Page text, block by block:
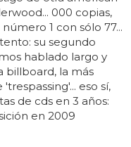
000 copias,
1 con sólo 77...
su segundo
hablado largo y
billboard, la más
eso sí,
de cds en 3 años:
en 2009